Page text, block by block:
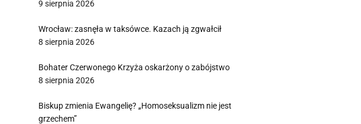
9 sierpnia 2026
Wrocław: zasnęła w taksówce. Kazach ją zgwałcił
8 sierpnia 2026
Bohater Czerwonego Krzyża oskarżony o zabójstwo
8 sierpnia 2026
Biskup zmienia Ewangelię? „Homoseksualizm nie jest
grzechem”